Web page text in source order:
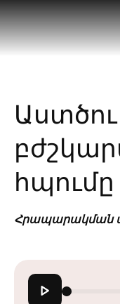
հպումը
Հրապարակման